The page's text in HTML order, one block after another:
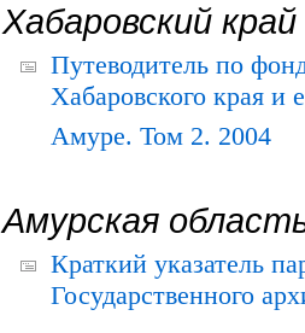
Хабаровский край
Путеводитель по
Хабаровского края и
Амуре. Том 2. 2004
Амурская
Краткий указатель
Государственного